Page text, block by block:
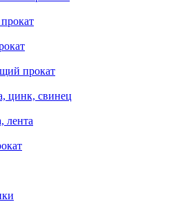
прокат
цинк, свинец
лента